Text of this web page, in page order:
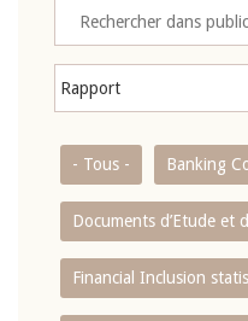
- Tous - Banking
Documents d’Etude et
Financial Inclusion